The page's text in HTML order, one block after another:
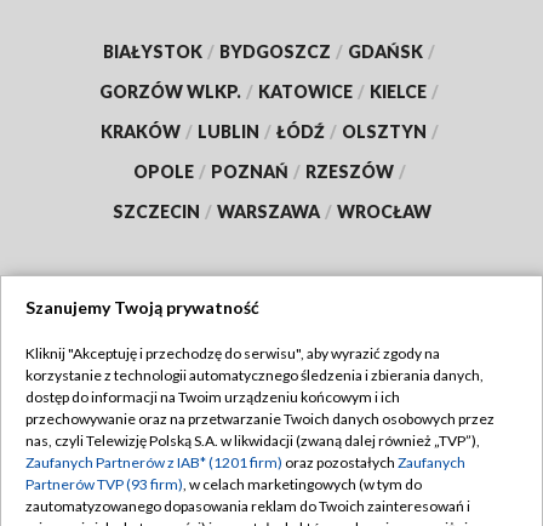
BIAŁYSTOK / BYDGOSZCZ / GDAŃSK /
GORZÓW WLKP. / KATOWICE / KIELCE /
KRAKÓW / LUBLIN / ŁÓDŹ / OLSZTYN /
OPOLE / POZNAŃ / RZESZÓW /
SZCZECIN / WARSZAWA / WROCŁAW
TVP
Abonament TVP
Emisja w TVP
Centrum informacji TVP
Regulamin TVP
Polityka prywatności
Moje zgody
Szanujemy Twoją prywatność
Kliknij "Akceptuję i przechodzę do serwisu", aby wyrazić zgody na
korzystanie z technologii automatycznego śledzenia i zbierania danych,
dostęp do informacji na Twoim urządzeniu końcowym i ich
przechowywanie oraz na przetwarzanie Twoich danych osobowych przez
nas, czyli Telewizję Polską S.A. w likwidacji (zwaną dalej również „TVP”),
Zaufanych Partnerów z IAB* (1201 firm) oraz pozostałych Zaufanych
Partnerów TVP (93 firm), w celach marketingowych (w tym do
zautomatyzowanego dopasowania reklam do Twoich zainteresowań i